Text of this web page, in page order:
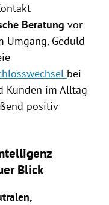
Beratung vor
Umgang, Geduld
bei
Kunden im Alltag
positiv
Blick